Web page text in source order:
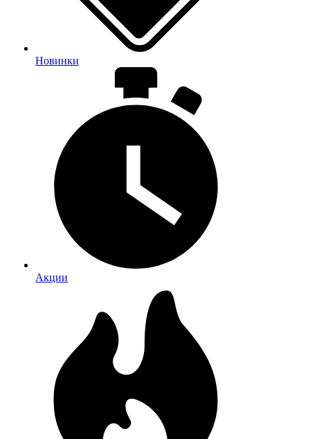
Новинки
Акции